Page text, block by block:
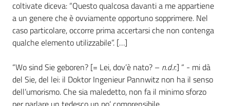
coltivate diceva: “Questo qualcosa davanti a me appartiene
a un genere che è ovviamente opportuno sopprimere. Nel
caso particolare, occorre prima accertarsi che non contenga
qualche elemento utilizzabile”. […]
“Wo sind Sie geboren? [= Lei, dov’è nato? – n.d.r.] “ - mi dà
del Sie, del lei: il Doktor Ingenieur Pannwitz non ha il senso
dell’umorismo. Che sia maledetto, non fa il minimo sforzo